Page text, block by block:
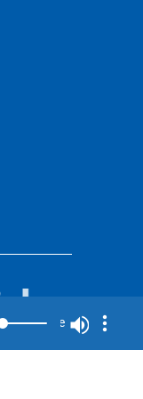
Mute